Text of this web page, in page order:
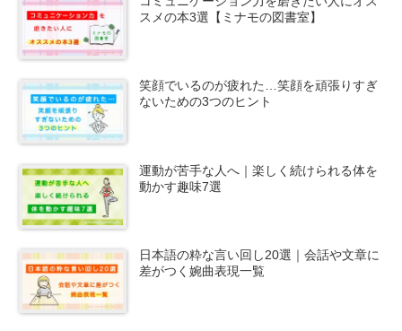
スメの本3選【ミナモの図書室】
笑顔でいるのが疲れた…笑顔を頑張りすぎ
ないための3つのヒント
運動が苦手な人へ｜楽しく続けられる体を
動かす趣味7選
日本語の粋な言い回し20選｜会話や文章に
差がつく婉曲表現一覧